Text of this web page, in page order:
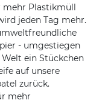
mehr Plastikmüll
jeden Tag mehr.
- umgestiegen
ein Stückchen
auf unsere
zurück.
mehr